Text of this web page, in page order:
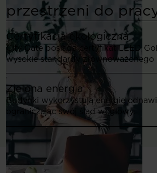
przestrzeni do
Certyfikacja ekologiczna
City Gate posiada certyfikat LEED
wysokie standardy
Zielona energia
Budynki wykorzystują energię
ograniczając swój ślad węglowy.